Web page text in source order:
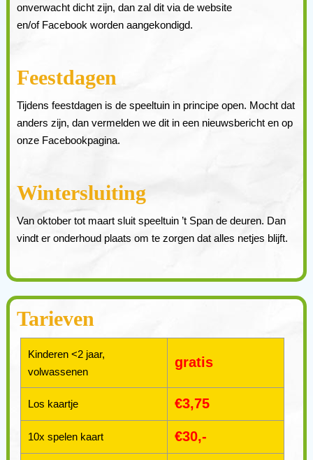
onverwacht dicht zijn, dan zal dit via de website
en/of Facebook worden aangekondigd.
Feestdagen
Tijdens feestdagen is de speeltuin in principe open. Mocht dat
anders zijn, dan vermelden we dit in een nieuwsbericht en op
onze Facebookpagina.
Wintersluiting
Van oktober tot maart sluit speeltuin ’t Span de deuren. Dan
vindt er onderhoud plaats om te zorgen dat alles netjes blijft.
Tarieven
Kinderen <2 jaar,
volwassenen
gratis
Los kaartje €3,75
10x spelen kaart €30,-